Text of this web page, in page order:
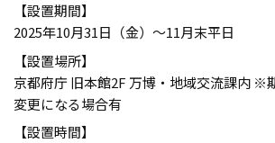
【設置期間】
2025年10月31日（金）～11月末平日
【設置場所】
京都府庁 旧本館2F 万博・地域交流課内 ※
変更になる場合有
【設置時間】